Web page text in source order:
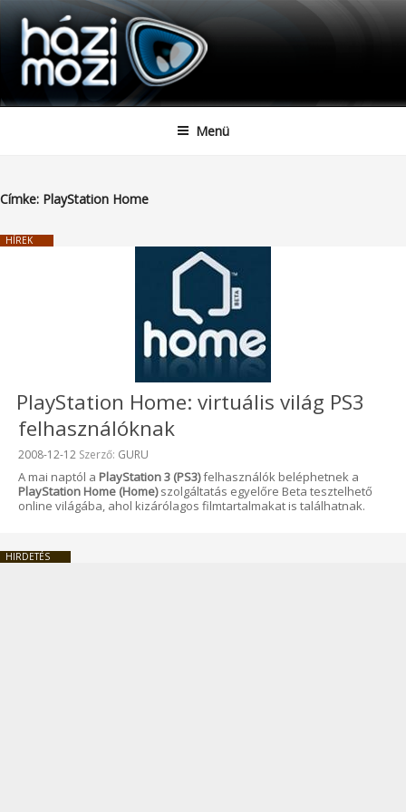
Tartalomhoz
HAZIMOZI
Menü
Címke: PlayStation Home
HÍREK
PlayStation Home: virtuális világ PS3
felhasználóknak
Beküldve:
2008-12-12 Szerző: GURU
A mai naptól a PlayStation 3 (PS3)felhasználók beléphetnek a
PlayStation Home (Home)szolgáltatás egyelőre Beta tesztelhető
online világába, ahol kizárólagos filmtartalmakat is találhatnak.
HIRDETÉS